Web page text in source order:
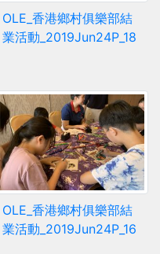
OLE_香港鄉村俱樂部結
業活動_2019Jun24P_18
OLE_香港鄉村俱樂部結
業活動_2019Jun24P_16